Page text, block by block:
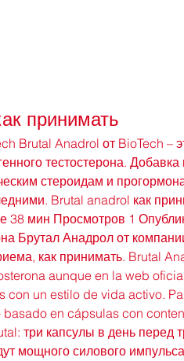
принимать
Brutal Anadrol от BioTech –
тестостерона. Добавка
стероидам и
Brutal anadrol как
38 мин Просмотров 1
Брутал Анадрол от
как принимать. Brutal
aunque en la web
con un estilo de vida activo.
en cápsulas con
три капсулы в день перед
мощного силового